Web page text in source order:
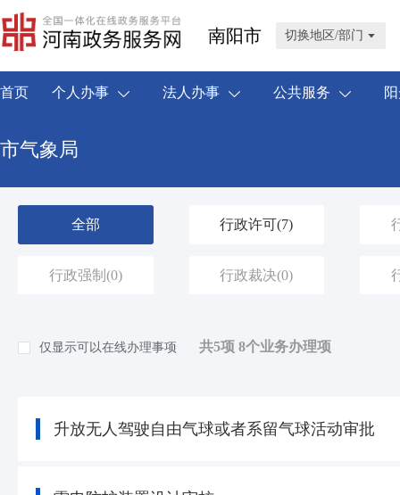
南阳市 切换地区/部门
首页 个人办事 法人办事 公共服务
市气象局
全部 行政许可(7)
行政强制 (0) 行政裁决(0)
仅显示可以在线办理事项 共5项 8个业务办理项
升放无人驾驶自由气球或者系留气球活动审批